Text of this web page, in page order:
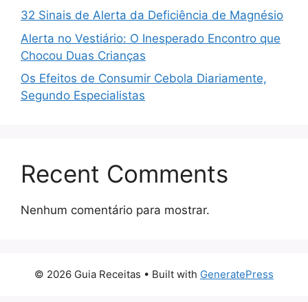
32 Sinais de Alerta da Deficiência de Magnésio
Alerta no Vestiário: O Inesperado Encontro que
Chocou Duas Crianças
Os Efeitos de Consumir Cebola Diariamente,
Segundo Especialistas
Recent Comments
Nenhum comentário para mostrar.
© 2026 Guia Receitas • Built with GeneratePress